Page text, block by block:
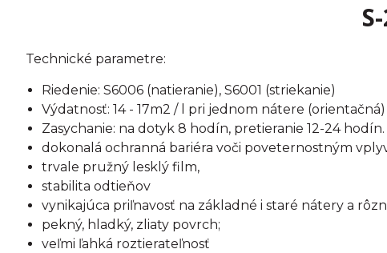
Technické parametre:
Riedenie: S6006 (natieranie), S6001 (striekanie)
Výdatnosť: 14 - 17m2 / l pri jednom nátere (orientačná)
Zasychanie: na dotyk 8 hodín, pretieranie 12-24 hodín.
dokonalá ochranná bariéra voči poveternostným
trvale pružný lesklý film,
stabilita odtieňov
vynikajúca priľnavosť na základné i staré nátery a
pekný, hladký, zliaty povrch;
veľmi ľahká roztierateľnosť